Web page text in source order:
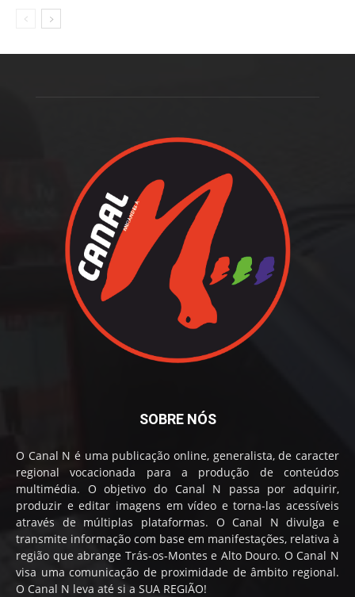
SOBRE NÓS
O Canal N é uma publicação online, generalista, de caracter
regional vocacionada para a produção de conteúdos
multimédia. O objetivo do Canal N passa por adquirir,
produzir e editar imagens em vídeo e torna-las acessíveis
através de múltiplas plataformas. O Canal N divulga e
transmite informação com base em manifestações, relativa à
região que abrange Trás-os-Montes e Alto Douro. O Canal N
visa uma comunicação de proximidade de âmbito regional.
O Canal N leva até si a SUA REGIÃO!